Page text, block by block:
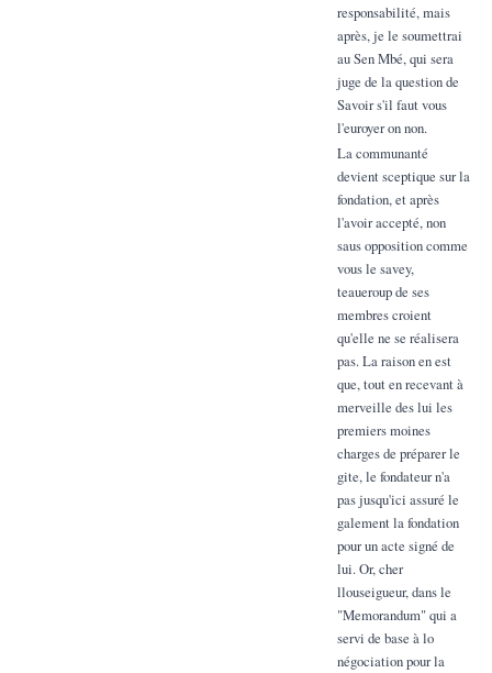
responsabilité, mais
après, je le soumettrai
au Sen Mbé, qui sera
juge de la question de
Savoir s'il faut vous
l'euroyer on non.
La communanté
devient sceptique sur la
fondation, et après
l'avoir accepté, non
saus opposition comme
vous le savey,
teaueroup de ses
membres croient
qu'elle ne se réalisera
pas. La raison en est
que, tout en recevant à
merveille des lui les
premiers moines
charges de préparer le
gite, le fondateur n'a
pas jusqu'ici assuré le
galement la fondation
pour un acte signé de
lui. Or, cher
llouseigueur, dans le
"Memorandum" qui a
servi de base à lo
négociation pour la